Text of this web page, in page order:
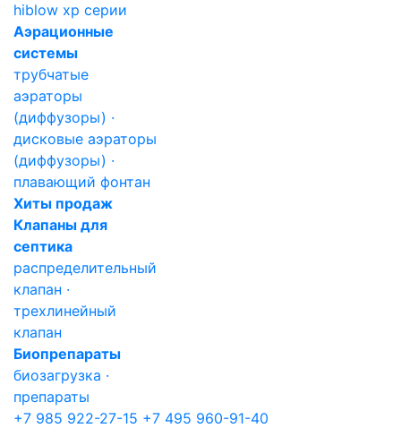
hiblow xp серии
Аэрационные
системы
трубчатые
аэраторы
(диффузоры) ·
дисковые аэраторы
(диффузоры) ·
плавающий фонтан
Хиты продаж
Клапаны для
септика
распределительный
клапан ·
трехлинейный
клапан
Биопрепараты
биозагрузка ·
препараты
+7 985 922-27-15 +7 495 960-91-40